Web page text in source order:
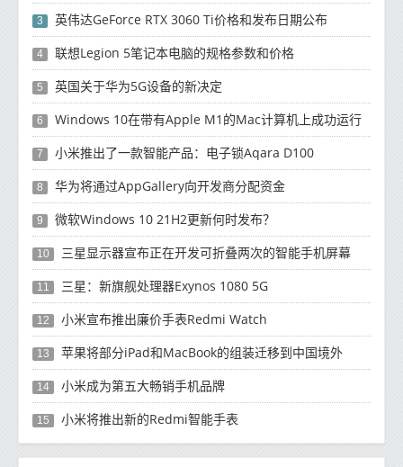
3 英伟达GeForce RTX 3060 Ti价格和发布日期公布
4 联想Legion 5笔记本电脑的规格参数和价格
5 英国关于华为5G设备的新决定
6 Windows 10在带有Apple M1的Mac计算机上成功运行
7 小米推出了一款智能产品：电子锁Aqara D100
8 华为将通过AppGallery向开发商分配资金
9 微软Windows 10 21H2更新何时发布？
10 三星显示器宣布正在开发可折叠两次的智能手机屏幕
11 三星：新旗舰处理器Exynos 1080 5G
12 小米宣布推出廉价手表Redmi Watch
13 苹果将部分iPad和MacBook的组装迁移到中国境外
14 小米成为第五大畅销手机品牌
15 小米将推出新的Redmi智能手表